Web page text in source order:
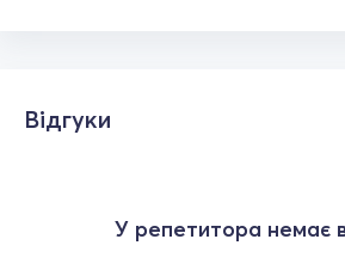
Відгуки
У репетитора немає